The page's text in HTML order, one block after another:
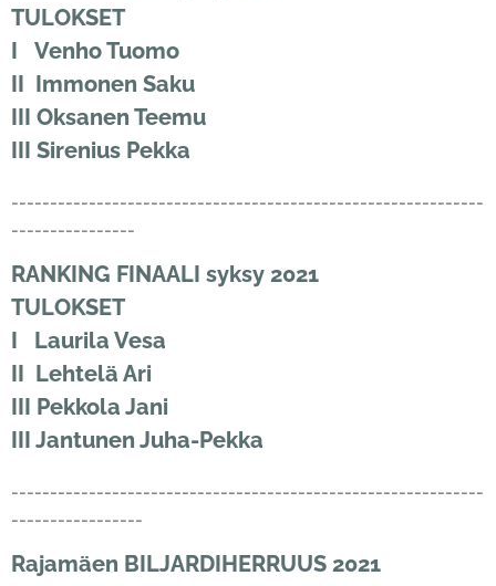
TULOKSET
I Venho Tuomo
II Immonen Saku
III Oksanen Teemu
III Sirenius Pekka
-------------------------------------------------------------
----------------
RANKING FINAALI syksy 2021
TULOKSET
I Laurila Vesa
II Lehtelä Ari
III Pekkola Jani
III Jantunen Juha-Pekka
-------------------------------------------------------------
-----------------
Rajamäen BILJARDIHERRUUS 2021